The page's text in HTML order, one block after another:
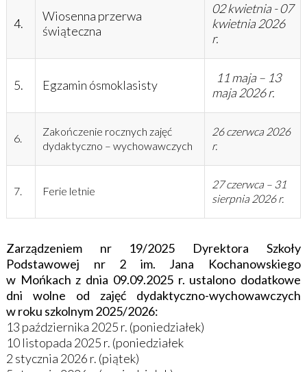
4.
Wiosenna przerwa
świąteczna
02 kwietnia - 07
kwietnia 2026
r.
5. Egzamin ósmoklasisty 11maja – 13
maja 2026 r.
6.
Zakończenie rocznych zajęć
dydaktyczno – wychowawczych
26 czerwca 2026
r.
7. Ferie letnie
27 czerwca – 31
sierpnia 2026 r.
Zarządzeniem nr 19/2025 Dyrektora Szkoły
Podstawowej nr 2 im. Jana Kochanowskiego
w Mońkach z dnia 09.09.2025 r. ustalono dodatkowe
dni wolne od zajęć dydaktyczno-wychowawczych
w roku szkolnym 2025/2026:
13 października 2025 r. (poniedziałek)
10 listopada 2025 r. (poniedziałek
2 stycznia 2026 r. (piątek)